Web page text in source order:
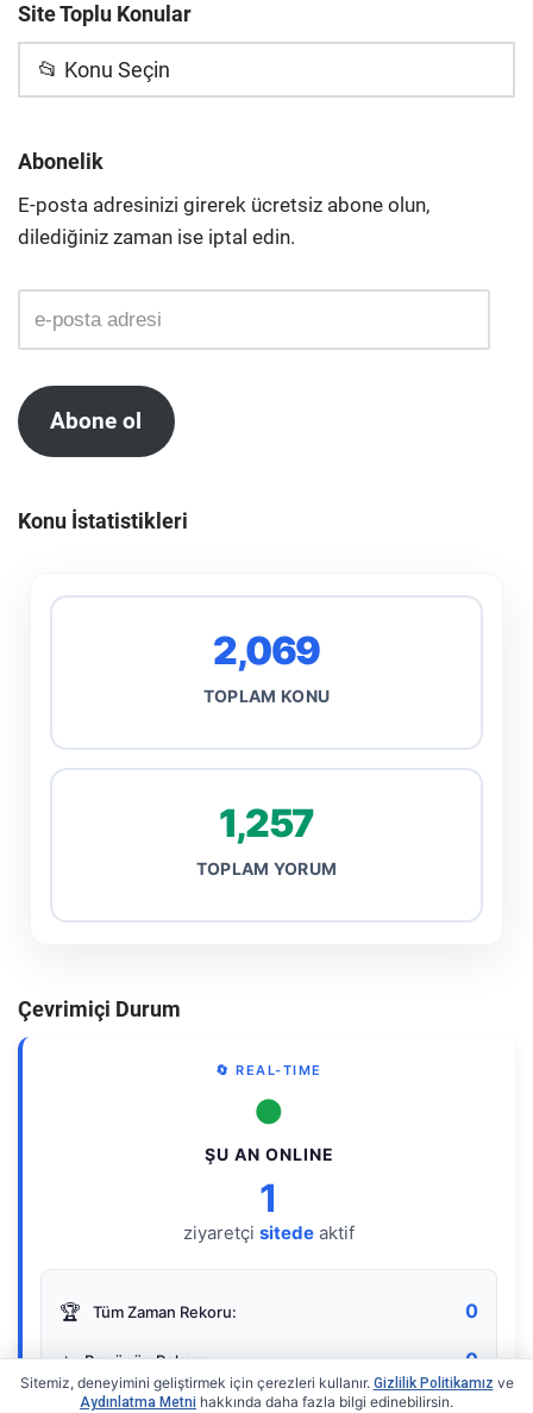
Site Toplu Konular
📂 Konu Seçin
Abonelik
E-posta adresinizi girerek ücretsiz abone olun,
dilediğiniz zaman ise iptal edin.
Abone ol
Konu İstatistikleri
2,069
TOPLAM KONU
1,257
TOPLAM YORUM
Çevrimiçi Durum
🔄 REAL-TIME
●
ŞU AN ONLINE
1
ziyaretçi sitede aktif
🏆 Tüm Zaman Rekoru: 0
⭐ Bugünün Rekoru: 0
Sitemiz, deneyimini geliştirmek için çerezleri kullanır. Gizlilik Politikamız ve
Aydınlatma Metni hakkında daha fazla bilgi edinebilirsin.